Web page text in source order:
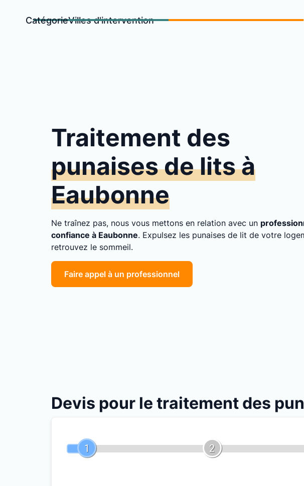
CatégorieVilles d'intervention
Traitement des
punaises de lits à
Eaubonne
Ne traînez pas, nous vous mettons en relation avec un
confiance à Eaubonne. Expulsez les punaises de lit de votre
retrouvez le sommeil.
Faire appel à un professionnel
Devis pour le traitement des
1 2